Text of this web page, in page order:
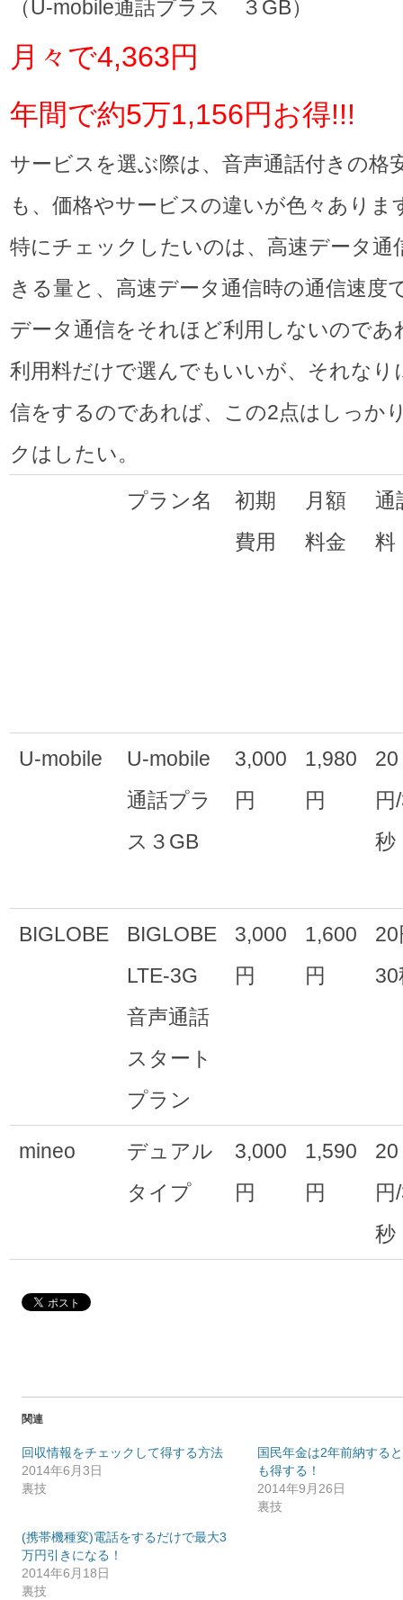
（U-mobile通話プラス ３GB）
月々で4,363円
年間で約5万1,156円お得!!!
サービスを選ぶ際は、音声通話付きの格
も、価格やサービスの違いが色々ありま
特にチェックしたいのは、高速データ通
きる量と、高速データ通信時の通信速度
データ通信をそれほど利用しないのであ
利用料だけで選んでもいいが、それなり
信をするのであれば、この2点はしっか
クはしたい。
プラン名
初期
費用
月額
料金
通
料
U-mobile
U-mobile
通話プラ
ス３GB
3,000
円
1,980
円
20
円
秒
BIGLOBE
BIGLOBE
LTE-3G
音声通話
スタート
プラン
3,000
円
1,600
円
mineo
デュアル
タイプ
3,000
円
1,590
円
20
円
秒
関連
回収情報をチェックして得する方法
2014年6月3日
裏技
国民年金は2年前納する
も得する！
2014年9月26日
裏技
(携帯機種変)電話をするだけで最大3
万円引きになる！
2014年6月18日
裏技